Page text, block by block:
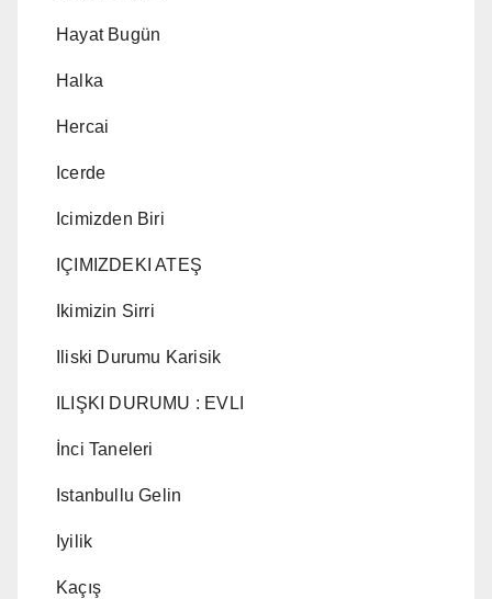
Hayat Bugün
Halka
Hercai
Icerde
Icimizden Biri
IÇIMIZDEKI ATEŞ
Ikimizin Sirri
Iliski Durumu Karisik
ILIŞKI DURUMU : EVLI
İnci Taneleri
Istanbullu Gelin
Iyilik
Kaçış